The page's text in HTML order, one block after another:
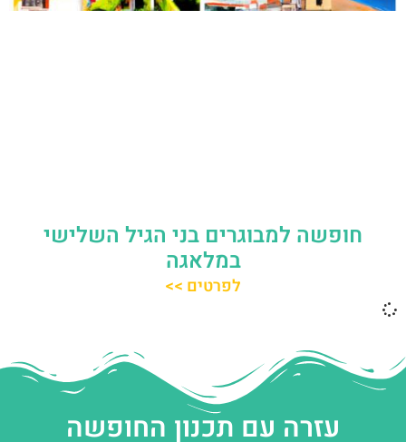
חופשה למבוגרים בני הגיל השלישי
במלאגה
לפרטים >>
עזרה עם תכנון החופשה